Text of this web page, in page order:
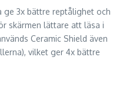
ge 3x bättre reptålighet och
skärmen lättare att läsa i
Ceramic Shield även
vilket ger 4x bättre